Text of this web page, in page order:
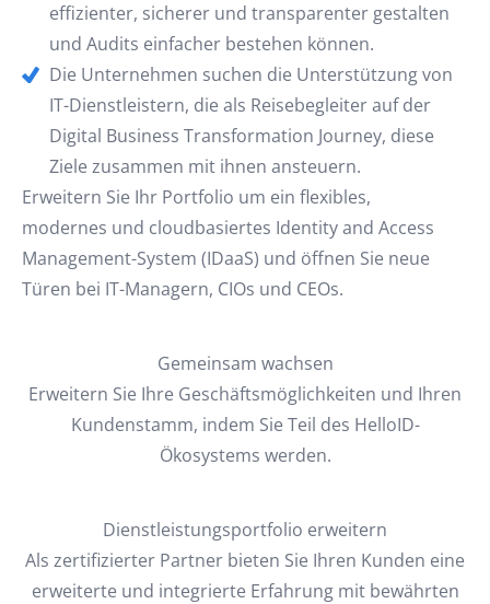
effizienter, sicherer und transparenter gestalten
und Audits einfacher bestehen können.
Die Unternehmen suchen die Unterstützung von
IT-Dienstleistern, die als Reisebegleiter auf der
Digital Business Transformation Journey, diese
Ziele zusammen mit ihnen ansteuern.
Erweitern Sie Ihr Portfolio um ein flexibles,
modernes und cloudbasiertes Identity and Access
Management-System (IDaaS) und öffnen Sie neue
Türen bei IT-Managern, CIOs und CEOs.
Gemeinsam wachsen
Erweitern Sie Ihre Geschäftsmöglichkeiten und Ihren
Kundenstamm, indem Sie Teil des HelloID-
Ökosystems werden.
Dienstleistungsportfolio erweitern
Als zertifizierter Partner bieten Sie Ihren Kunden eine
erweiterte und integrierte Erfahrung mit bewährten